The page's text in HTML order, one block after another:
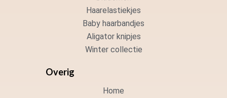
Haarelastiekjes
Baby haarbandjes
Aligator knipjes
Winter collectie
Overig
Home